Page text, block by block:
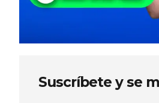
Suscríbete y se